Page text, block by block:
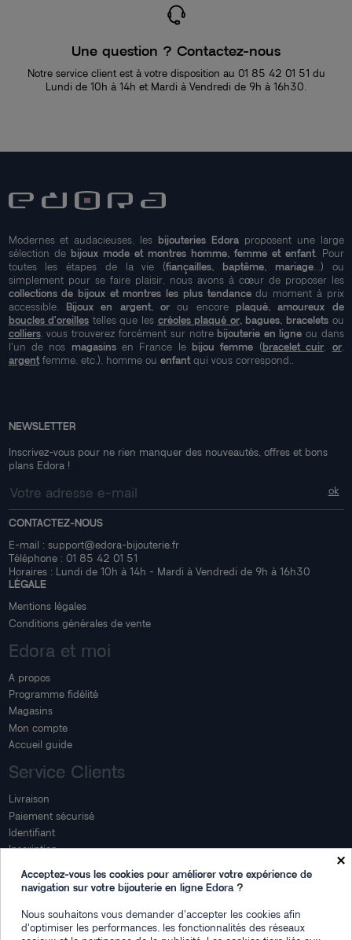
Une question ? Contactez-nous
Notre service client est à votre disposition au 01 85 42 01 51 du
Lundi de 10h à 14h et Mardi à Vendredi de 9h à 16h30.
Modernes et audacieuses, les bijouteries Edoraproposent une large
sélection de bijoux mode et montres homme, femme et enfant. Pour
toutes les étapes de la vie (fiançailles, baptême, mariage...) ou
simplement pour se faire plaisir, nous avons à cœur de proposer les
collections de bijoux et montres les plus tendancedu moment à prix
accessible. Bijoux en argent, orou encore plaqué, amoureux de
boucles d'oreilles telles que les créoles plaqué or, bagues, braceletsou
colliers, vous trouverez forcément sur notre bijouterie en ligne ou dans
l'un de nos magasinsen France le bijou femme (bracelet cuir or,
argentfemme, etc.), homme ou enfantqui vous correspond..
NEWSLETTER
Inscrivez-vous pour ne rien manquer des nouveautés, offres et bons
plans Edora !
CONTACTEZ-NOUS
E-mail : support@edora-bijouterie.fr
Téléphone : 01 85 42 01 51
Horaires : Lundi de 10h à 14h - Mardi à Vendredi de 9h à 16h30
LÉGALE
Mentions légales
Conditions générales de vente
Edora et moi
A propos
Programme fidélité
Magasins
Mon compte
Accueil guide
Service Clients
Livraison
Paiement sécurisé
Identifiant
Inscription
Mon espace
Suivi de commande
Connexion
×
Acceptez-vous les cookies pour améliorer votre expérience de
navigation sur votre bijouterie en ligne Edora ?
Nous souhaitons vous demander d'accepter les cookies afin
d'optimiser les performances, les fonctionnalités des réseaux